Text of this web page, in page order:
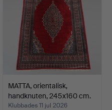
MATTA, orientalisk,
handknuten, 245x160 cm.
Klubbades 11 jul 2026